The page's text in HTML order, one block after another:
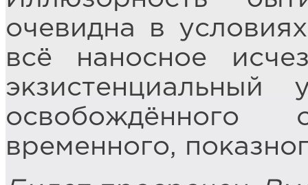
очевидна в
всё наносное
экзистенциальный
освобождённого
временного,